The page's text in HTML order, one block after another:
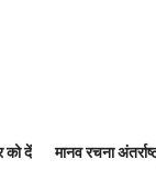
को दें
मानव रचना